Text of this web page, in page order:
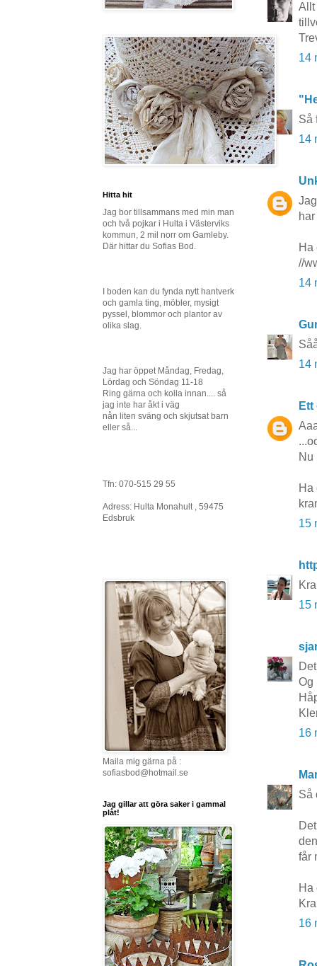
Allt
14
Så
14
Ha
//
14
14
Nu
Ha
15
15
Og
16
Så
får
Ha
16
Hitta hit
Jag bor tillsammans med min man
och två pojkar i Hulta i Västerviks
kommun, 2 mil norr om Gamleby.
Där hittar du Sofias Bod.
I boden kan du fynda nytt hantverk
och gamla ting, möbler, mysigt
pyssel, blommor och plantor av
olika slag.
Jag har öppet Måndag, Fredag,
Lördag och Söndag 11-18
Ring gärna och kolla innan.... så
jag inte har åkt i väg
nån liten sväng och skjutsat barn
eller så...
Tfn: 070-515 29 55
Adress: Hulta Monahult , 59475
Edsbruk
Maila mig gärna på :
sofiasbod@hotmail.se
Jag gillar att göra saker i gammal
plåt!